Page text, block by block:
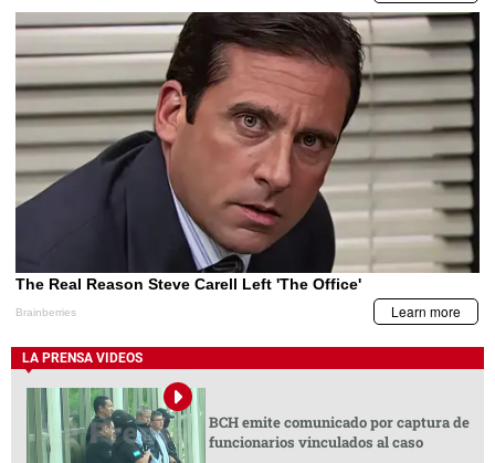
LA PRENSA VIDEOS
BCH emite comunicado por captura de
funcionarios vinculados al caso